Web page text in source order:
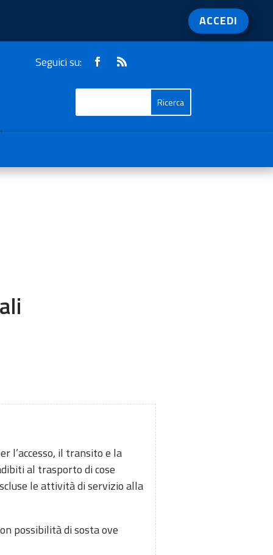
ACCEDI
Seguici su:
1
l’accesso, il transito e la
al trasporto di cose
le attività di servizio alla
possibilità di sosta ove